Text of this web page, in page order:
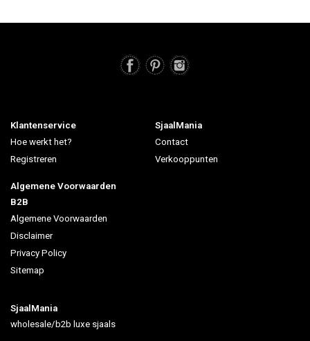
Klantenservice
Hoe werkt het?
Registreren
SjaalMania
Contact
Verkooppunten
Algemene Voorwaarden
B2B
Algemene Voorwaarden
Disclaimer
Privacy Policy
Sitemap
SjaalMania
wholesale/b2b luxe sjaals